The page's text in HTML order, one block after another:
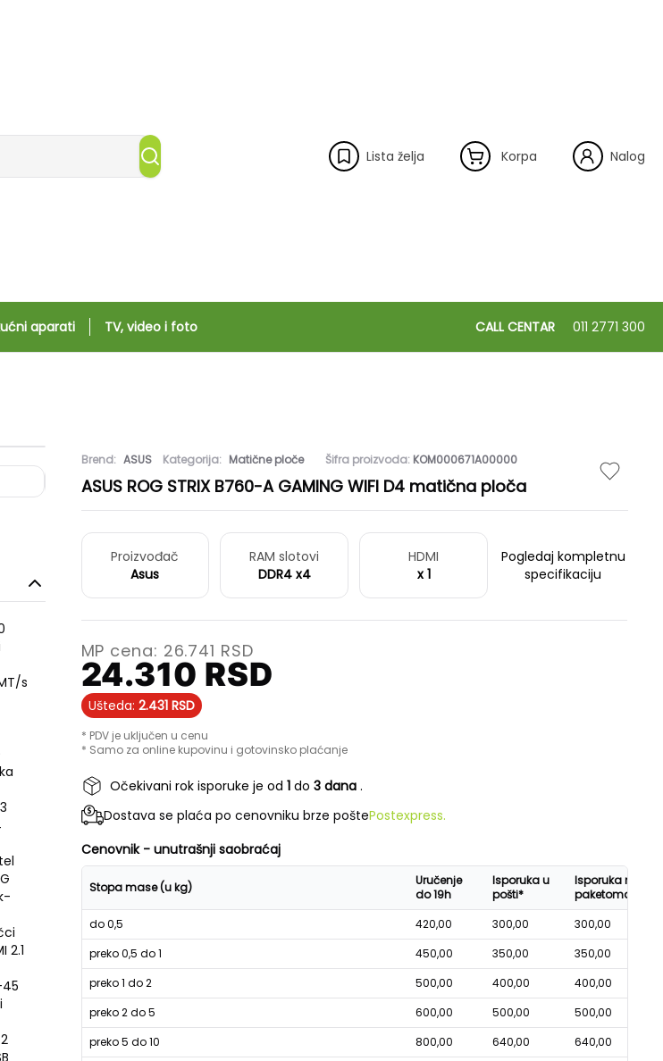
Lista želja Korpa Nalog
aparati TV, video i foto CALL CENTAR 011 2771 300
s
2.1
45
Brend: ASUS Kategorija: Matične ploče Šifra proizvoda: KOM000671A00000
ASUS ROG STRIX B760-A GAMING WIFI D4 matična ploča
Proizvođač
Asus
RAM slotovi
DDR4 x4
HDMI
x 1
Pogledaj kompletnu
specifikaciju
MP cena: 26.741 RSD
24.310 RSD
Ušteda: 2.431 RSD
* PDV je uključen u cenu
* Samo za online kupovinu i gotovinsko plaćanje
Očekivani rok isporuke je od 1 do 3 dana .
Dostava se plaća po cenovniku brze poštePostexpress.
Cenovnik - unutrašnji saobraćaj
Stopa mase (u kg)
Uručenje
do 19h
Isporuka u
pošti*
Isporuka na
paketomatu*
do 0,5
420,00 300,00
300,00
preko 0,5 do 1
450,00 350,00
350,00
preko 1 do 2
500,00 400,00
400,00
preko 2 do 5
600,00 500,00
500,00
preko 5 do 10
800,00 640,00
640,00